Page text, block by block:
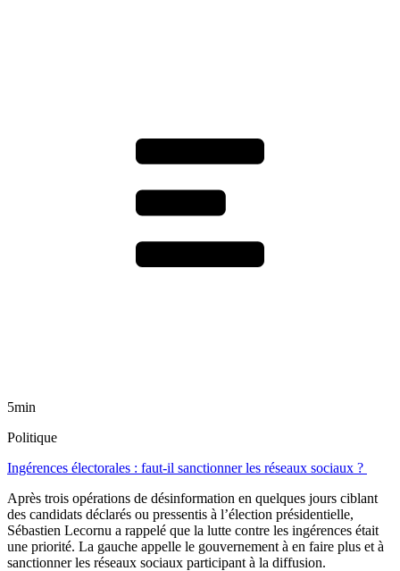
5min
Politique
Ingérences électorales : faut-il sanctionner les réseaux sociaux ?
Après trois opérations de désinformation en quelques jours ciblant
des candidats déclarés ou pressentis à l’élection présidentielle,
Sébastien Lecornu a rappelé que la lutte contre les ingérences était
une priorité. La gauche appelle le gouvernement à en faire plus et à
sanctionner les réseaux sociaux participant à la diffusion.